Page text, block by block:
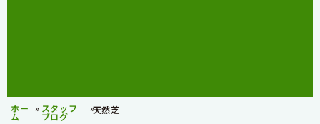
ホー
ム
» スタッフ
ブログ
»天然芝